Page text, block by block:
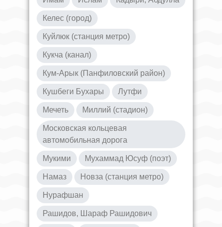
Келес (город)
Куйлюк (станция метро)
Кукча (канал)
Кум-Арык (Панфиловский район)
Кушбеги Бухары Лутфи
Мечеть Миллий (стадион)
Московская кольцевая
автомобильная дорога
Мукими Мухаммад Юсуф (поэт)
Намаз Новза (станция метро)
Нурафшан
Рашидов, Шараф Рашидович